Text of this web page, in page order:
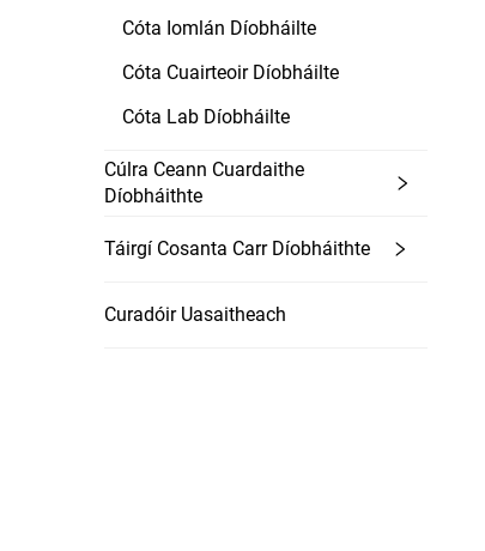
Cóta Iomlán Díobháilte
Cóta Cuairteoir Díobháilte
Cóta Lab Díobháilte
Cúlra Ceann Cuardaithe
Díobháithte
Táirgí Cosanta Carr Díobháithte
Curadóir Uasaitheach